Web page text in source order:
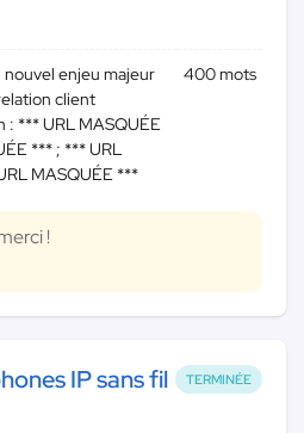
enjeu majeur
client
: *** URL MASQUÉE
*** ; *** URL
MASQUÉE ***
400 mots
!
TERMINÉE
IP sans fil